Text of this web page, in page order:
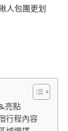
人包團更划
亮點
行程內容